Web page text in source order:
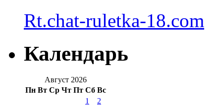
Rt.chat-ruletka-18.com
Календарь
Август 2026
Пн Вт Ср Чт Пт Сб Вс
1
2